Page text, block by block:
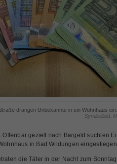
drangen Unbekannte in ein Wohnhaus ein.
Symbolbild:
Offenbar gezielt nach Bargeld suchten
in Bad Wildungen
die Täter in der Nacht zum